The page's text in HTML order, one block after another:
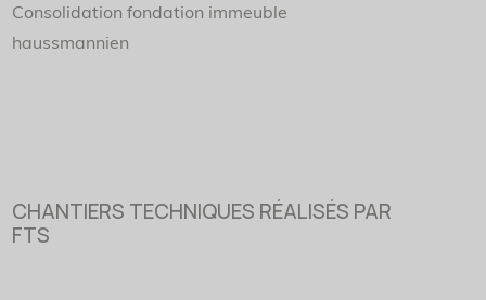
Consolidation fondation immeuble
haussmannien
CHANTIERS TECHNIQUES RÉALISÉS PAR
FTS